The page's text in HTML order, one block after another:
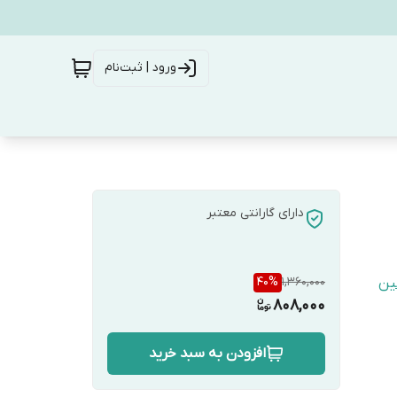
ورود | ثبت‌نام
دارای گارانتی معتبر
1,360,000
40%
808,000
افزودن به سبد خرید